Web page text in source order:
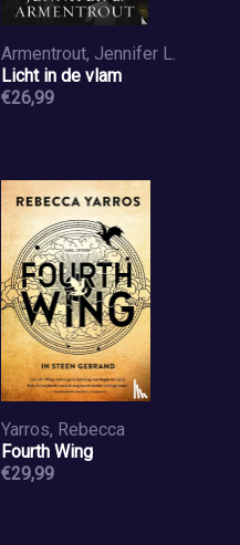
Armentrout, Jennifer L.
Licht in de vlam
€26,99
Yarros, Rebecca
Fourth Wing
€29,99